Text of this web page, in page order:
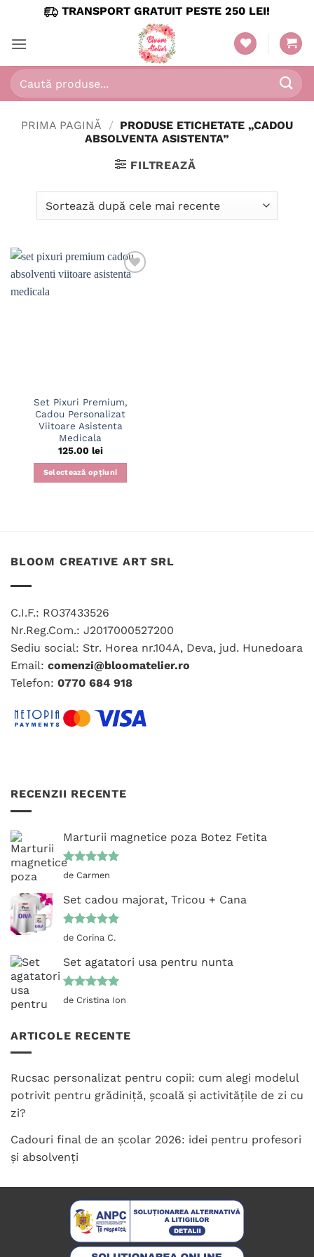
content
TRANSPORT GRATUIT PESTE 250 LEI!
Caută
după:
PRIMA PAGINĂ / PRODUSE ETICHETATE „CADOU
ABSOLVENTA ASISTENTA”
FILTREAZĂ
Set Pixuri Premium,
Cadou Personalizat
Viitoare Asistenta
Medicala
125.00 lei
Selectează opțiuni
BLOOM CREATIVE ART SRL
C.I.F.: RO37433526
Nr.Reg.Com.: J2017000527200
Sediu social: Str. Horea nr.104A, Deva, jud. Hunedoara
Email: comenzi@bloomatelier.ro
Telefon: 0770 684 918
RECENZII RECENTE
Marturii magnetice poza Botez Fetita
Evaluat la
de Carmen
Set cadou majorat, Tricou + Cana
Evaluat la
de Corina C.
Set agatatori usa pentru nunta
Evaluat la
de Cristina Ion
ARTICOLE RECENTE
Rucsac personalizat pentru copii: cum alegi modelul
potrivit pentru grădiniță, școală și activitățile de zi cu
zi?
Cadouri final de an școlar 2026: idei pentru profesori
și absolvenți